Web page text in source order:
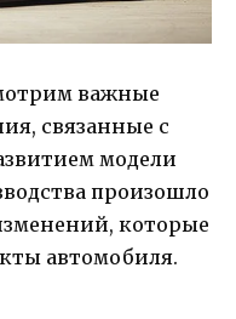
важные
связанные с
модели
произошло
которые
автомобиля.